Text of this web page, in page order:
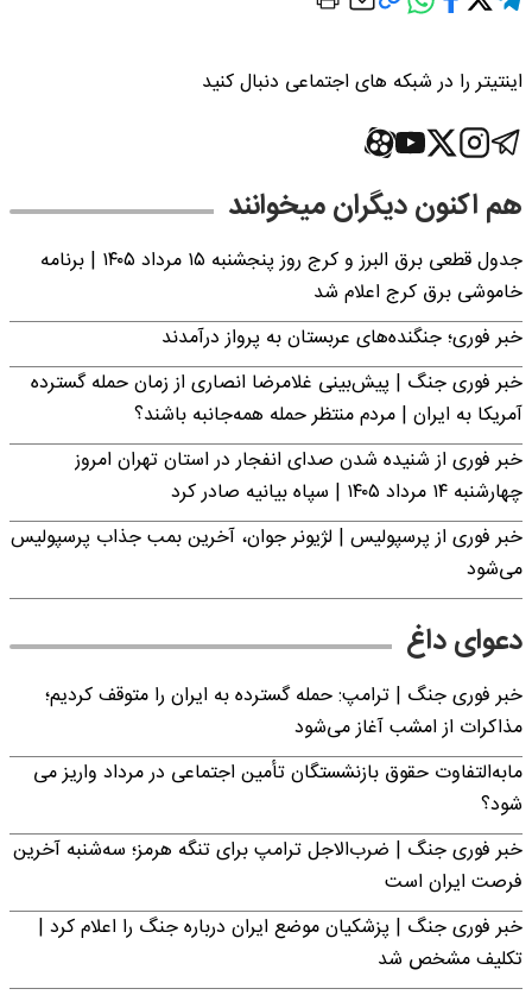
اینتیتر را در شبکه های اجتماعی دنبال کنید
هم اکنون دیگران میخوانند
جدول قطعی برق البرز و کرج روز پنجشنبه ۱۵ مرداد ۱۴۰۵ | برنامه
خاموشی برق کرج اعلام شد
خبر فوری؛ جنگنده‌های عربستان به پرواز درآمدند
خبر فوری جنگ | پیش‌بینی غلامرضا انصاری از زمان حمله گسترده
آمریکا به ایران | مردم منتظر حمله همه‌جانبه باشند؟
خبر فوری از شنیده شدن صدای انفجار در استان تهران امروز
چهارشنبه ۱۴ مرداد ۱۴۰۵ | سپاه بیانیه صادر کرد
خبر فوری از پرسپولیس | لژیونر جوان، آخرین بمب جذاب پرسپولیس
می‌شود
دعوای داغ
خبر فوری جنگ | ترامپ: حمله گسترده به ایران را متوقف کردیم؛
مذاکرات از امشب آغاز می‌شود
مابه‌التفاوت حقوق بازنشستگان تأمین اجتماعی در مرداد واریز می
شود؟
خبر فوری جنگ | ضرب‌الاجل ترامپ برای تنگه هرمز؛ سه‌شنبه آخرین
فرصت ایران است
خبر فوری جنگ | پزشکیان موضع ایران درباره جنگ را اعلام کرد |
تکلیف مشخص شد